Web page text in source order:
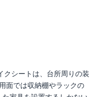
クシートは、台所周りの装
面では収納棚やラックの